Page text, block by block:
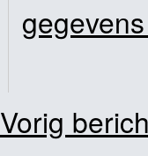
Vorig